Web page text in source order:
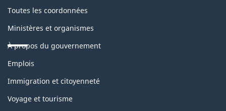
Toutes les coordonnées
Ministères et organismes
À propos du gouvernement
Thèmes
sujets
Emplois
Immigration et citoyenneté
Voyage et tourisme